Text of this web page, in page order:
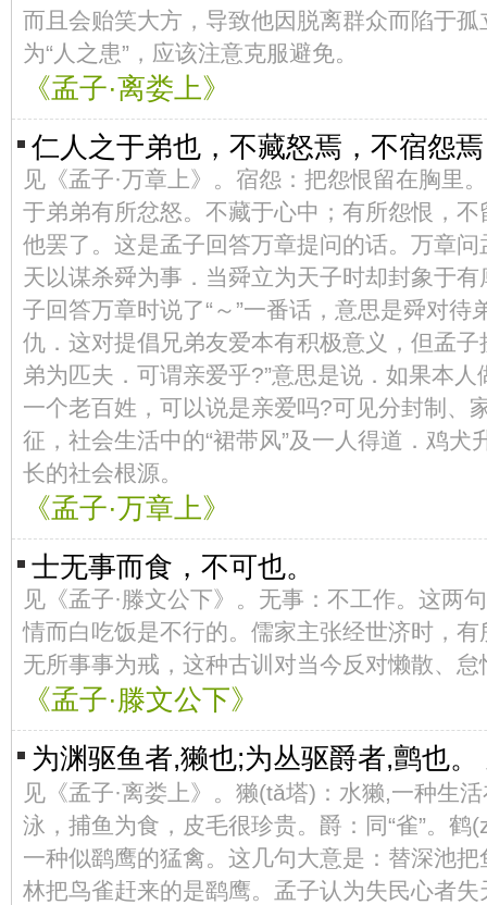
而且会贻笑大方，导致他因脱离群众而陷于
为“人之患”，应该注意克服避免。
《孟子·离娄上》
仁人之于弟也，不藏怒焉，不宿怨
见《孟子·万章上》。宿怨：把怨恨留在胸里
于弟弟有所忿怒。不藏于心中；有所怨恨，
他罢了。这是孟子回答万章提问的话。万章
天以谋杀舜为事．当舜立为天子时却封象于
子回答万章时说了“～”一番话，意思是舜对待
仇．这对提倡兄弟友爱本有积极意义，但孟子
弟为匹夫．可谓亲爱乎?”意思是说．如果本
一个老百姓，可以说是亲爱吗?可见分封制、
征，社会生活中的“裙带风”及一人得道．鸡犬
长的社会根源。
《孟子·万章上》
士无事而食，不可也。
见《孟子·滕文公下》。无事：不工作。这两
情而白吃饭是不行的。儒家主张经世济时，
无所事事为戒，这种古训对当今反对懒散、
《孟子·滕文公下》
为渊驱鱼者,獭也;为丛驱爵者,鹯也。
见《孟子·离娄上》。獭(tǎ塔)：水獭,一种生
泳，捕鱼为食，皮毛很珍贵。爵：同“雀”。鹤
一种似鹞鹰的猛禽。这几句大意是：替深池
林把鸟雀赶来的是鹞鹰。孟子认为失民心者